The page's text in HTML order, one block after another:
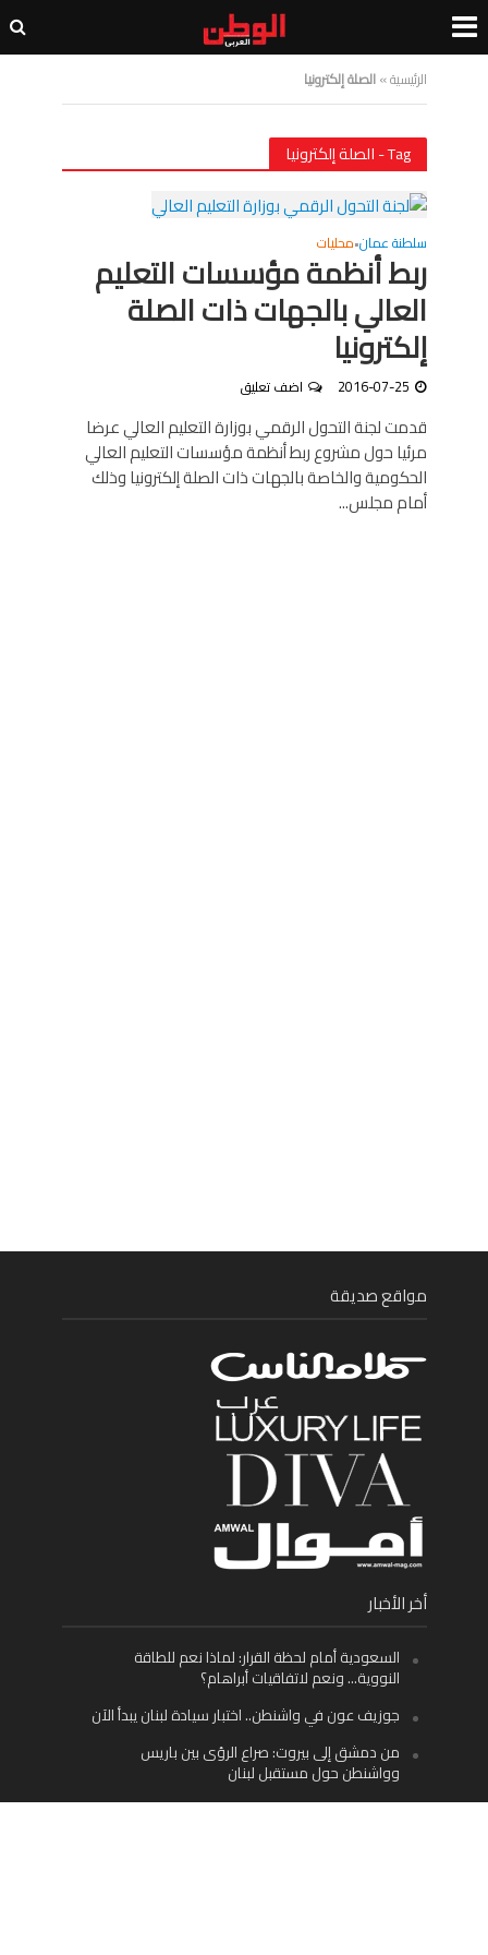
الرئيسية»الصلة إلكترونيا
Tag - الصلة إلكترونيا
سلطنة عمان•محليات
ربط أنظمة مؤسسات التعليم
العالي بالجهات ذات الصلة
إلكترونيا
2016-07-25 اضف تعليق
قدمت لجنة التحول الرقمي بوزارة التعليم العالي عرضا
مرئيا حول مشروع ربط أنظمة مؤسسات التعليم العالي
الحكومية والخاصة بالجهات ذات الصلة إلكترونيا وذلك
أمام مجلس...
مواقع صديقة
أخر الأخبار
السعودية أمام لحظة القرار: لماذا نعم للطاقة
النووية… ونعم لاتفاقيات أبراهام؟
جوزيف عون في واشنطن.. اختبار سيادة لبنان يبدأ الآن
من دمشق إلى بيروت: صراع الرؤى بين باريس
وواشنطن حول مستقبل لبنان
اليسار اللبناني «اليقظ» وسيادة الدولة: لماذا يُعدّ نزع